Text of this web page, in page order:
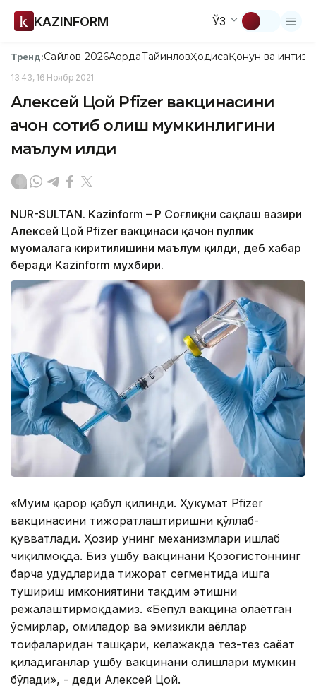
KAZINFORM ЎЗ
Тренд:Сайлов-2026АқордаТайинловҲодисаҚонун ва
13:43, 16 Ноябр 2021
Алексей Цой Pfizer вакцинасини
қачон сотиб олиш мумкинлигини
маълум қилди
NUR-SULTAN. Kazinform – ҚР Соғлиқни сақлаш вазири
Алексей Цой Pfizer вакцинаси қачон пуллик
муомалага киритилишини маълум қилди, деб хабар
беради Kazinform мухбири.
«Муҳим қарор қабул қилинди. Ҳукумат Pfizer
вакцинасини тижоратлаштиришни қўллаб-
қувватлади. Ҳозир унинг механизмлари ишлаб
чиқилмоқда. Биз ушбу вакцинани Қозоғистоннинг
барча ҳудудларида тижорат сегментида ишга
тушириш имкониятини тақдим этишни
режалаштирмоқдамиз. «Бепул вакцина олаётган
ўсмирлар, ҳомиладор ва эмизикли аёллар
тоифаларидан ташқари, келажакда тез-тез саёҳат
қиладиганлар ушбу вакцинани олишлари мумкин
бўлади», - деди Алексей Цой.